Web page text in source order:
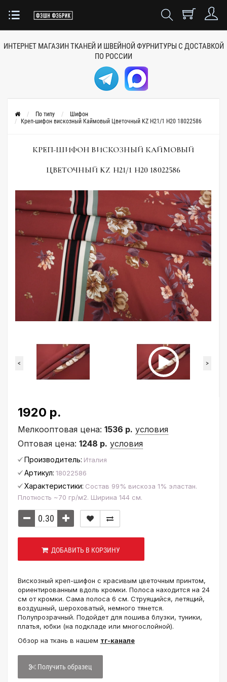
ИНТЕРНЕТ МАГАЗИН ТКАНЕЙ И ШВЕЙНОЙ ФУРНИТУРЫ С ДОСТАВКОЙ
ПО РОССИИ
По типу
Шифон
Креп-шифон вискозный Каймовый Цветочный KZ H21/1 Н20 18022586
КРЕП-ШИФОН ВИСКОЗНЫЙ КАЙМОВЫЙ
ЦВЕТОЧНЫЙ KZ H21/1 Н20 18022586
< >
1920 р.
Мелкооптовая цена: 1536 р. условия
Оптовая цена: 1248 р. условия
Производитель: Италия
Артикул: 18022586
Характеристики: Состав 99% вискоза 1% эластан.
Плотность ~70 гр/м2. Ширина 144 см.
ДОБАВИТЬ В КОРЗИНУ
Вискозный креп-шифон с красивым цветочным принтом,
ориентированным вдоль кромки. Полоса находится на 24
см от кромки. Сама полоса 6 см. Струящийся, летящий,
воздушный, шероховатый, немного тянется.
Полупрозрачный. Подойдет для пошива блузки, туники,
платья, юбки (на подкладе или многослойной).
Обзор на ткань в нашем тг-канале
Получить образец